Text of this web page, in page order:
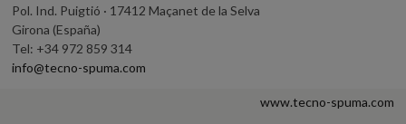
Pol. Ind. Puigtió · 17412 Maçanet de la Selva
Girona (España)
Tel: +34 972 859 314
info@tecno-spuma.com
www.tecno-spuma.com